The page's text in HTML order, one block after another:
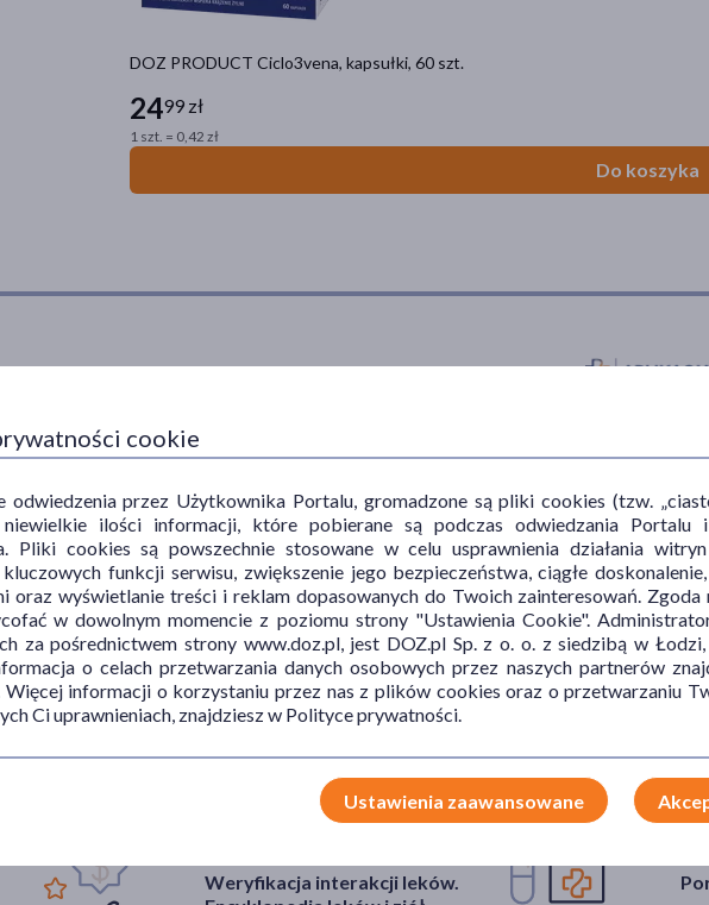
DOZ PRODUCT Ciclo3vena, kapsułki, 60 szt.
2499 zł
1 szt. = 0,42 zł
Do koszyka
porady farmaceuty.
7 dni w tygodniu, bezpłatnie.
Dlaczego DOZ.pl
Weryfikacja interakcji leków.
cookie
odwiedzenia przez Użytkownika Portalu, gromadzone są pliki cookies (tzw.
niewielkie ilości informacji, które pobierane są podczas odwiedzania Portalu
Pliki cookies są powszechnie stosowane w celu usprawnienia działania
kluczowych funkcji serwisu, zwiększenie jego bezpieczeństwa, ciągłe
oraz wyświetlanie treści i reklam dopasowanych do Twoich zainteresowań.
w dowolnym momencie z poziomu strony "Ustawienia Cookie".
za pośrednictwem strony www.doz.pl, jest DOZ.pl Sp. z o. o. z siedzibą w
o celach przetwarzania danych osobowych przez naszych partnerów
Więcej informacji o korzystaniu przez nas z plików cookies oraz o przetwarzaniu
Ci uprawnieniach, znajdziesz w Polityce prywatności.
Ustawienia zaawansowane